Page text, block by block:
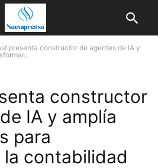
presenta constructor de agentes de IA y
constructor
IA y amplía
para
contabilidad